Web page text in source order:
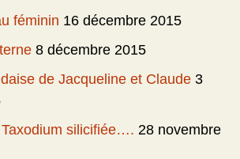
féminin 16 décembre 2015
8 décembre 2015
de Jacqueline et Claude 3
silicifiée…. 28 novembre